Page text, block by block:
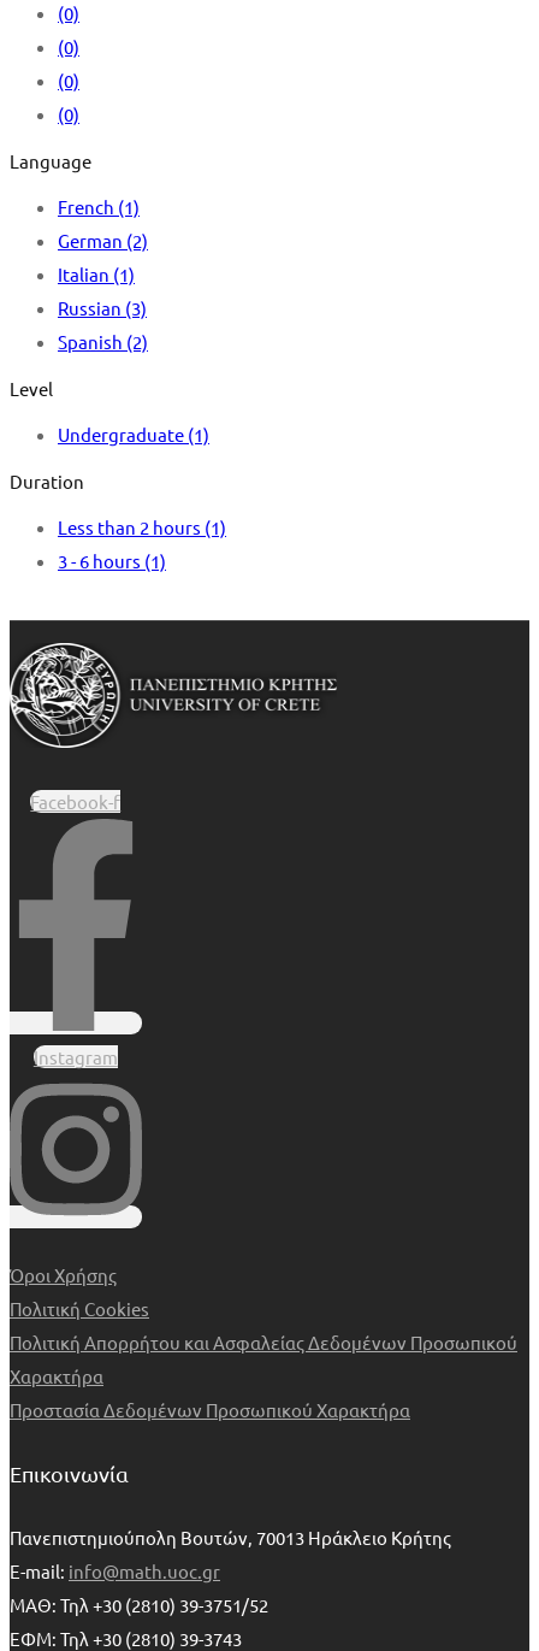
(0)
(0)
(0)
(0)
Language
French (1)
German (2)
Italian (1)
Russian (3)
Spanish (2)
Level
Undergraduate (1)
Duration
Less than 2 hours (1)
3 - 6 hours (1)
Facebook-f
Instagram
Όροι Χρήσης
Πολιτική Cookies
Πολιτική Απορρήτου και Ασφαλείας Δεδομένων Προσωπικού
Χαρακτήρα
Προστασία Δεδομένων Προσωπικού Χαρακτήρα
Επικοινωνία
Πανεπιστημιούπολη Βουτών, 70013 Ηράκλειο Κρήτης
E-mail: info@math.uoc.gr
ΜΑΘ: Τηλ +30 (2810) 39-3751/52
ΕΦΜ: Τηλ +30 (2810) 39-3743